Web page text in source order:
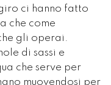
ci hanno fatto
che come
gli operai.
di sassi e
che serve per
muovendosi per